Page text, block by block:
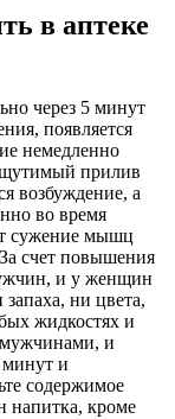
в аптеке
через 5 минут
появляется
немедленно
прилив
возбуждение, а
во время
сужение мышц
счет повышения
и у женщин
ни цвета,
жидкостях и
и
минут и
содержимое
напитка, кроме